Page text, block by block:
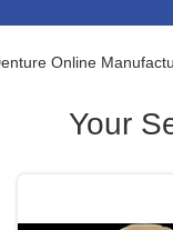
Online
Your